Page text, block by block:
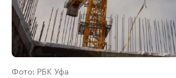
Фото: РБК Уфа